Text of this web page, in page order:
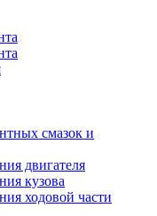
смазок и
двигателя
кузова
ходовой части